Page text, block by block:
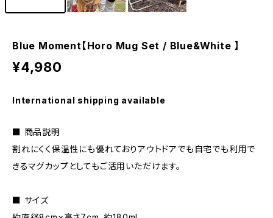
Blue Moment【Horo Mug Set / Blue&White 】
¥4,980
International shipping available
■ 商品説明
割れにくく保温性にも優れておりアウトドアでも自宅でも利用で
きるマグカップとしてもご活用いただけます。
■ サイズ